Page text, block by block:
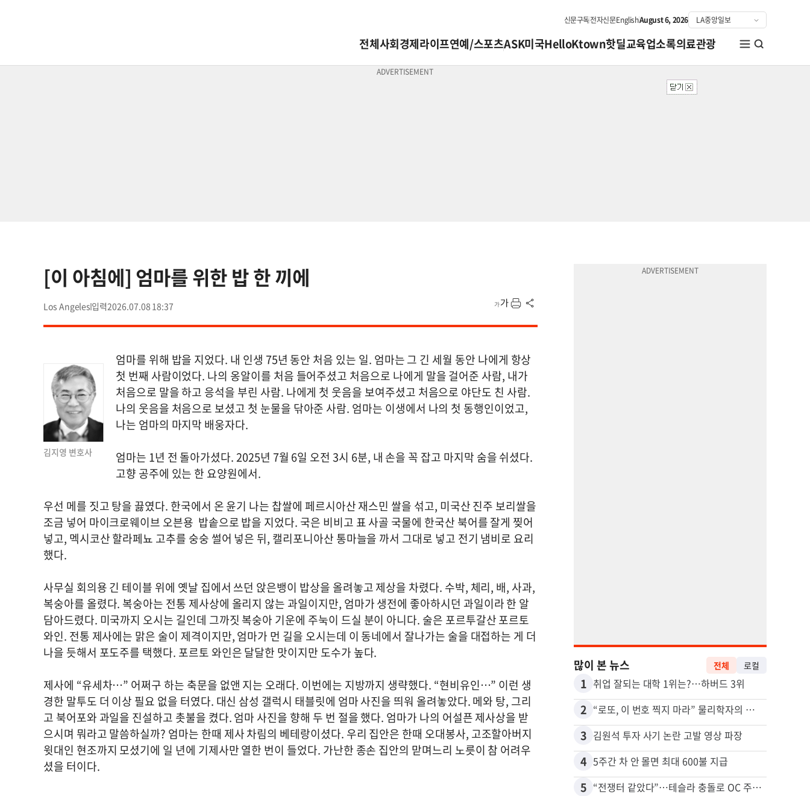
신문구독전자신문EnglishAugust 6, 2026
전체사회경제라이프연예/스포츠ASK미국HelloKtown핫딜교육업소록의료관광
[이 아침에] 엄마를 위한 밥 한 끼에
Los Angeles 2026.07.08 18:37
김지영 변호사
엄마를 위해 밥을 지었다. 내 인생 75년 동안 처음 있는 일. 엄마는 그 긴 세월 동안 나에게 항상
첫 번째 사람이었다. 나의 옹알이를 처음 들어주셨고 처음으로 나에게 말을 걸어준 사람, 내가
처음으로 말을 하고 응석을 부린 사람. 나에게 첫 웃음을 보여주셨고 처음으로 야단도 친 사람.
나의 웃음을 처음으로 보셨고 첫 눈물을 닦아준 사람. 엄마는 이생에서 나의 첫 동행인이었고,
나는 엄마의 마지막 배웅자다.
엄마는 1년 전 돌아가셨다. 2025년 7월 6일 오전 3시 6분, 내 손을 꼭 잡고 마지막 숨을 쉬셨다.
고향 공주에 있는 한 요양원에서.
우선 메를 짓고 탕을 끓였다. 한국에서 온 윤기 나는 찹쌀에 페르시아산 재스민 쌀을 섞고, 미국산 진주 보리쌀을
조금 넣어 마이크로웨이브 오븐용 밥솥으로 밥을 지었다. 국은 비비고 표 사골 국물에 한국산 북어를 잘게 찢어
넣고, 멕시코산 할라페뇨 고추를 숭숭 썰어 넣은 뒤, 캘리포니아산 통마늘을 까서 그대로 넣고 전기 냄비로 요리
했다.
사무실 회의용 긴 테이블 위에 옛날 집에서 쓰던 앉은뱅이 밥상을 올려놓고 제상을 차렸다. 수박, 체리, 배, 사과,
복숭아를 올렸다. 복숭아는 전통 제사상에 올리지 않는 과일이지만, 엄마가 생전에 좋아하시던 과일이라 한 알
담아드렸다. 미국까지 오시는 길인데 그까짓 복숭아 기운에 주눅이 드실 분이 아니다. 술은 포르투갈산 포르토
와인. 전통 제사에는 맑은 술이 제격이지만, 엄마가 먼 길을 오시는데 이 동네에서 잘나가는 술을 대접하는 게 더
나을 듯해서 포도주를 택했다. 포르토 와인은 달달한 맛이지만 도수가 높다.
제사에 “유세차…” 어쩌구 하는 축문을 없앤 지는 오래다. 이번에는 지방까지 생략했다. “현비유인…” 이런 생
경한 말투도 더 이상 필요 없을 터였다. 대신 삼성 갤럭시 태블릿에 엄마 사진을 띄워 올려놓았다. 메와 탕, 그리
고 북어포와 과일을 진설하고 촛불을 켰다. 엄마 사진을 향해 두 번 절을 했다. 엄마가 나의 어설픈 제사상을 받
으시며 뭐라고 말씀하실까? 엄마는 한때 제사 차림의 베테랑이셨다. 우리 집안은 한때 오대봉사, 고조할아버지
윗대인 현조까지 모셨기에 일 년에 기제사만 열한 번이 들었다. 가난한 종손 집안의 맏며느리 노릇이 참 어려우
셨을 터이다.
많이 본 뉴스 전체 로컬
1 취업 잘되는 대학 1위는?…하버드 3위
2 “로또, 이 번호 찍지 마라” 물리학자의 당첨금 높이는 비밀
3 김원석 투자 사기 논란 고발 영상 파장
4 5주간 차 안 몰면 최대 600불 지급
5 “전쟁터 같았다”…테슬라 충돌로 OC 주택 4채 파손